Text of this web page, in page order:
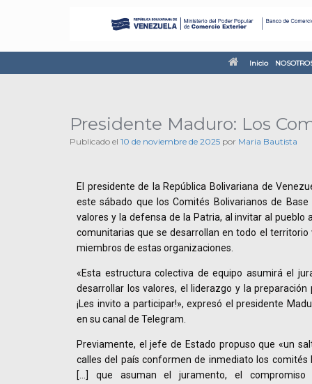
Inicio
Presidente Maduro: Los
Publicado el 10 de noviembre de 2025 por Maria Bautista
El presidente de la República Bolivariana de
este sábado que los Comités Bolivarianos de
valores y la defensa de la Patria, al invitar al pueblo
comunitarias que se desarrollan en todo el territorio
miembros de estas organizaciones.
«Esta estructura colectiva de equipo asumirá el
desarrollar los valores, el liderazgo y la
¡Les invito a participar!», expresó el presidente
en su canal de Telegram.
Previamente, el jefe de Estado propuso que «un
calles del país conformen de inmediato los comités
[…] que asuman el juramento, el compromiso